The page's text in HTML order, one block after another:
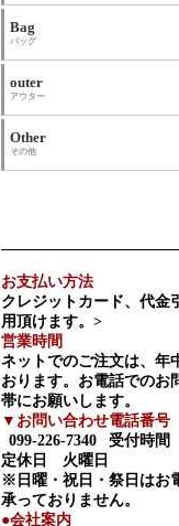
Bag
バッグ
outer
アウター
Other
その他
お支払い方法
クレジットカード、代金
用頂けます。>
営業時間
ネットでのご注文は、年
おります。お電話でのお
帯にお願いします。
▼お問い合わせ電話番号
099-226-7340
受付時間
定休日 火曜日
※日曜・祝日・祭日はお
承っておりません。
●会社案内